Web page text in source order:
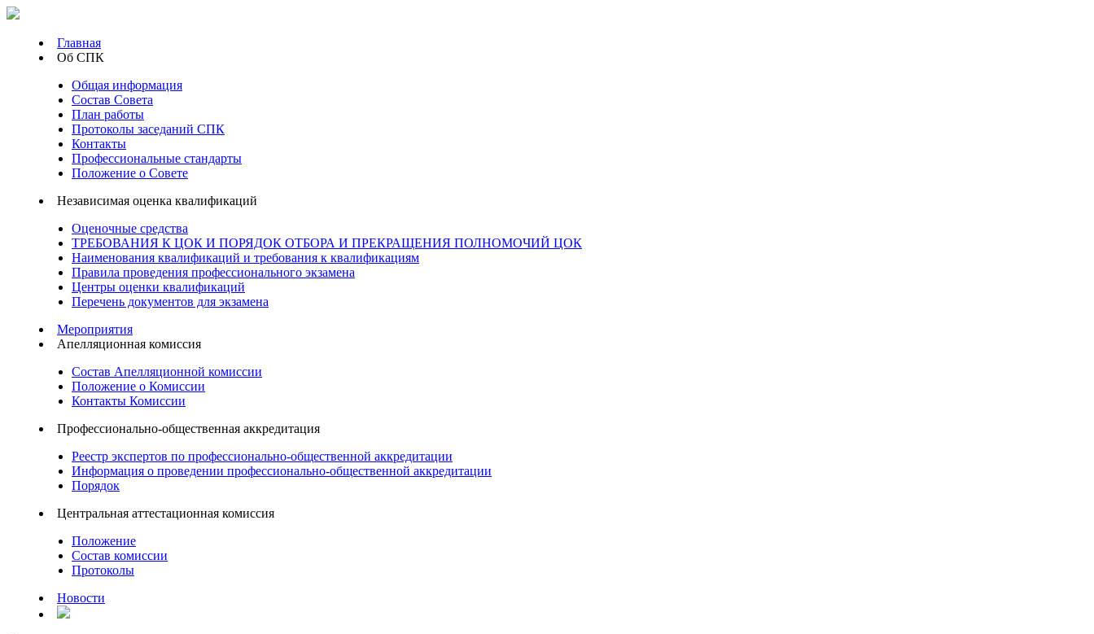
Главная
Об СПК
Общая информация
Состав Совета
План работы
Протоколы заседаний СПК
Контакты
Профессиональные стандарты
Положение о Совете
Независимая оценка квалификаций
Оценочные средства
ТРЕБОВАНИЯ К ЦОК И ПОРЯДОК ОТБОРА И ПРЕКРАЩЕНИЯ ПОЛНОМОЧИЙ ЦОК
Наименования квалификаций и требования к квалификациям
Правила проведения профессионального экзамена
Центры оценки квалификаций
Перечень документов для экзамена
Мероприятия
Апелляционная комиссия
Состав Апелляционной комиссии
Положение о Комиссии
Контакты Комиссии
Профессионально-общественная аккредитация
Реестр экспертов по профессионально-общественной аккредитации
Информация о проведении профессионально-общественной аккредитации
Порядок
Центральная аттестационная комиссия
Положение
Состав комиссии
Протоколы
Новости